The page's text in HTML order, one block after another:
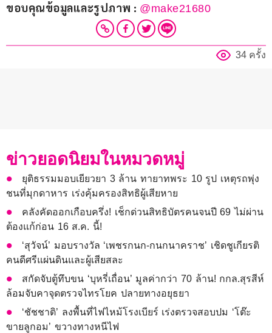
ขอบคุณข้อมูลและรูปภาพ : @make21680
34 ครั้ง
ข่าวยอดนิยมในหมวดหมู่
ยุติธรรมมอบเยียวยา 3 ล้าน ทายาทพระ 10 รูป เหตุรถพุ่ง
ชนที่มุกดาหาร เร่งคุ้มครองสิทธิผู้เสียหาย
คลังคัดออกเกือบครึ่ง! เช็กด่วนสิทธิบัตรคนจนปี 69 ไม่ผ่าน
ต้องแก้ก่อน 16 ส.ค. นี้!
‘สุวัจน์’ มอบรางวัล ‘เพชรกนก-กนกนาคราช’ เชิดชูเกียรติ
คนดีศรีแผ่นดินและผู้เสียสละ
สกัดจับตู้ทึบขน ‘บุหรี่เถื่อน’ มูลค่ากว่า 70 ล้าน! กกล.สุรสีห์
ล้อมจับคาจุดตรวจไทรโยค ปลายทางอยุธยา
‘ชัชชาติ’ ลงพื้นที่ไฟไหม้โรงเบียร์ เร่งตรวจสอบปม ‘โต๊ะ
ขายลูกอม’ ขวางทางหนีไฟ